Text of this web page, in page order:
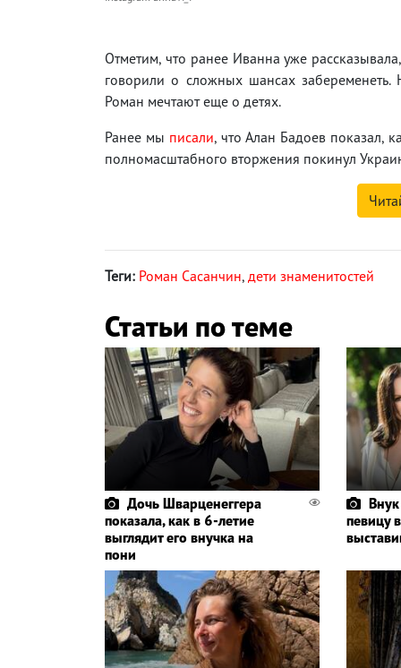
Отметим, что ранее Иванна уже
говорили о сложных шансах забеременеть.
Роман мечтают еще о детях.
Ранее мы писали, что Алан Бадоев показал,
полномасштабного вторжения покинул
Теги: Роман Сасанчин, дети знаменитостей
Статьи по теме
Дочь Шварценеггера
показала, как в 6-летие
выглядит его внучка на
пони
певицу